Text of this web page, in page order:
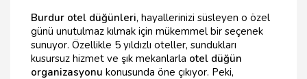
Burdur otel düğünleri, hayallerinizi süsleyen o özel
günü unutulmaz kılmak için mükemmel bir seçenek
sunuyor. Özellikle 5 yıldızlı oteller, sundukları
kusursuz hizmet ve şık mekanlarla otel düğün
organizasyonu konusunda öne çıkıyor. Peki,